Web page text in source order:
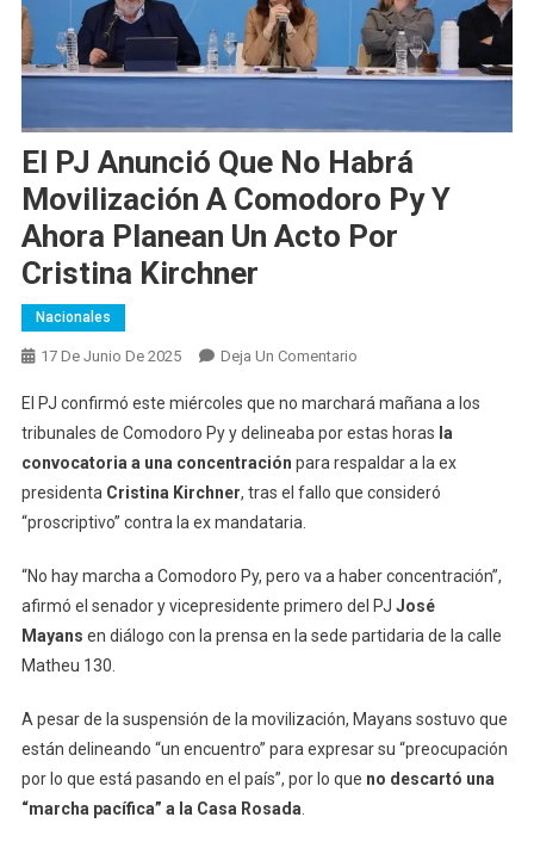
El PJ Anunció Que No Habrá
Movilización A Comodoro Py Y
Ahora Planean Un Acto Por
Cristina Kirchner
Nacionales
17 De Junio De 2025 Deja Un ComentarioEn
PJ
Anunció
Que
No
A
Comodoro
Py
Planean
El PJ confirmó este miércoles que no marchará mañana a los
tribunales de Comodoro Py y delineaba por estas horas la
convocatoria a una concentración para respaldar a la ex
presidenta Cristina Kirchner, tras el fallo que consideró
“proscriptivo” contra la ex mandataria.
“No hay marcha a Comodoro Py, pero va a haber concentración”,
afirmó el senador y vicepresidente primero del PJ José
Mayans en diálogo con la prensa en la sede partidaria de la calle
Matheu 130.
A pesar de la suspensión de la movilización, Mayans sostuvo que
están delineando “un encuentro” para expresar su “preocupación
por lo que está pasando en el país”, por lo que no descartó una
“marcha pacífica” a la Casa Rosada.